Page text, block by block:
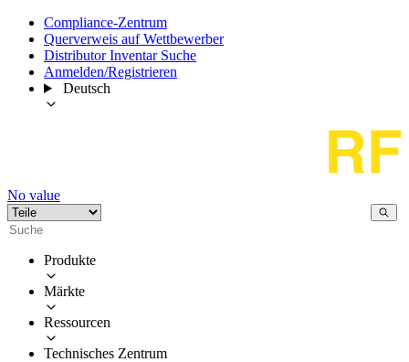
Compliance-Zentrum
Querverweis auf Wettbewerber
Distributor Inventar Suche
Anmelden/Registrieren
Deutsch
No value
Produkte
Märkte
Ressourcen
Technisches Zentrum